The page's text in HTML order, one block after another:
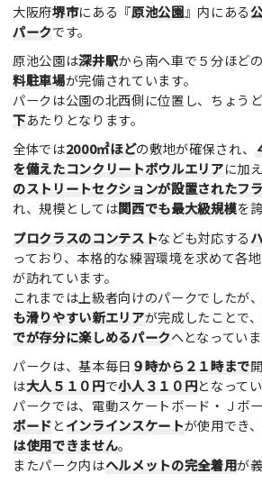
大阪府堺市にある『原池公園』内にある
パークです。
原池公園は深井駅から南へ車で５分ほど
料駐車場が完備されています。
パークは公園の北西側に位置し、ちょうど
下あたりとなります。
全体では2000㎡ほどの敷地が確保され、
を備えたコンクリートボウルエリアに加え
のストリートセクションが設置されたフ
れ、規模としては関西でも最大級規模を
プロクラスのコンテストなども対応する
っており、本格的な練習環境を求めて各
が訪れています。
これまでは上級者向けのパークでしたが
も滑りやすい新エリアが完成したことで、
でが存分に楽しめるパークへとなっていま
パークは、基本毎日 ９時から２１時まで
は大人５１０円で小人３１０円となってい
パークでは、電動スケートボード・Ｊボ
ボードとインラインスケートが使用でき
は使用できません。
またパーク内はヘルメットの完全着用が